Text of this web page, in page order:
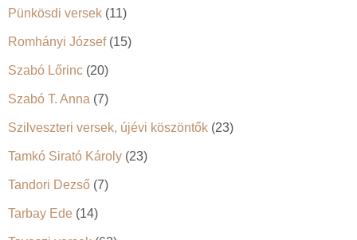
Pünkösdi versek (11)
Romhányi József(15)
Szabó Lőrinc (20)
Szabó T. Anna (7)
Szilveszteri versek, újévi köszöntők (23)
Tamkó Sirató Károly (23)
Tandori Dezső (7)
Tarbay Ede (14)